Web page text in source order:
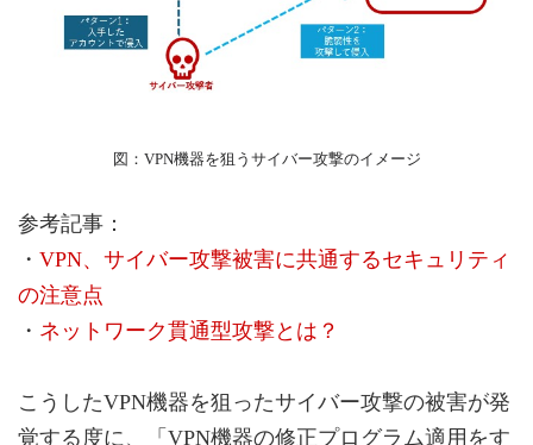
図：VPN機器を狙うサイバー攻撃のイメージ
参考記事：
・ VPN、サイバー攻撃被害に共通するセキュリティ
の注意点
・ ネットワーク貫通型攻撃とは？
こうしたVPN機器を狙ったサイバー攻撃の被害が発
覚する度に、「VPN機器の修正プログラム適用をす